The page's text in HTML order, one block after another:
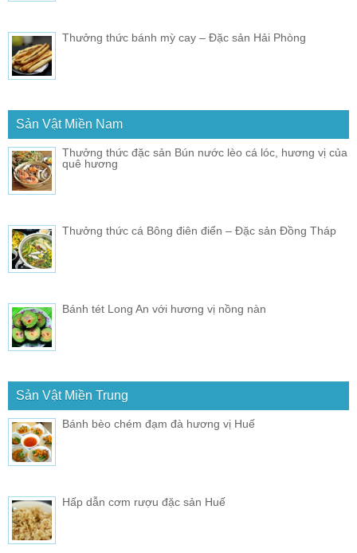
Thưởng thức bánh mỳ cay – Đặc sản Hải Phòng
Sản Vật Miền Nam
Thưởng thức đặc sản Bún nước lèo cá lóc, hương vị của
quê hương
Thưởng thức cá Bông điên điển – Đặc sản Đồng Tháp
Bánh tét Long An với hương vị nồng nàn
Sản Vật Miền Trung
Bánh bèo chém đạm đà hương vị Huế
Hấp dẫn cơm rượu đặc sản Huế